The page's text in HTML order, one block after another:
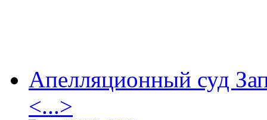
Апелляционный суд
<...>